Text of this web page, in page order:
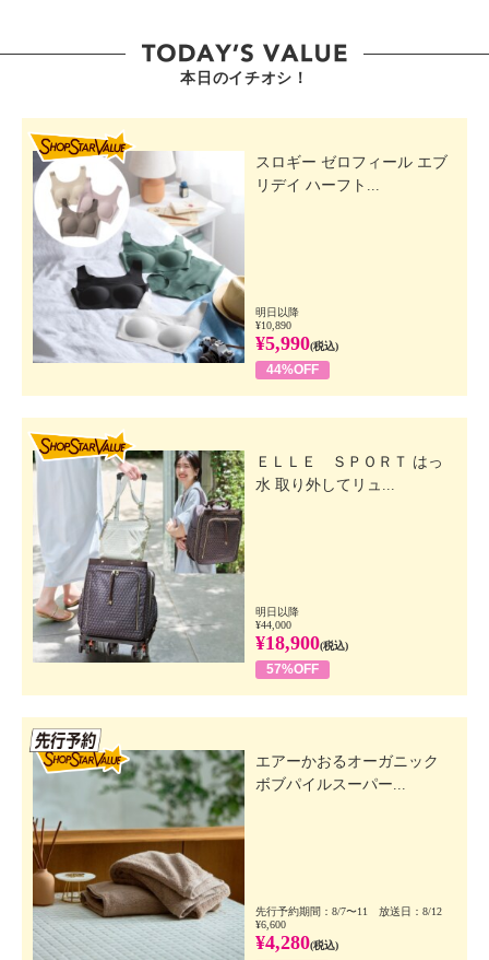
本日のイチオシ！
スロギー ゼロフィール エブ
リデイ ハーフト...
明日以降
¥10,890
¥5,990(税込)
44%OFF
ＥＬＬＥ ＳＰＯＲＴ はっ
水 取り外してリュ...
明日以降
¥44,000
¥18,900(税込)
57%OFF
エアーかおるオーガニック
ボブパイルスーパー...
先行予約期間：8/7〜11 放送日：8/12
¥6,600
¥4,280(税込)